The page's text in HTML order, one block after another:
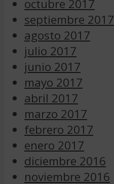
octubre 2017
septiembre 2017
agosto 2017
julio 2017
junio 2017
mayo 2017
abril 2017
marzo 2017
febrero 2017
enero 2017
diciembre 2016
noviembre 2016